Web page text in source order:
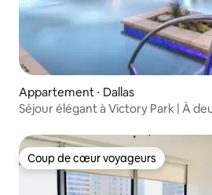
Appartement ⋅ Dallas
Séjour élégant à Victory Park | À
Coup de cœur voyageurs
Coup de cœur voyageurs